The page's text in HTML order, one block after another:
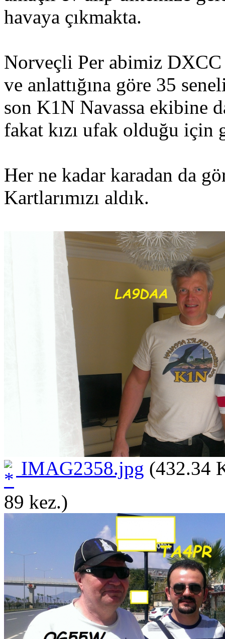
havaya çıkmakta.
Norveçli Per abimiz
ve anlattığına göre 35
son K1N Navassa ekibine
fakat kızı ufak olduğu için
Her ne kadar karadan da
Kartlarımızı aldık.
IMAG2358.jpg (432.34
89 kez.)